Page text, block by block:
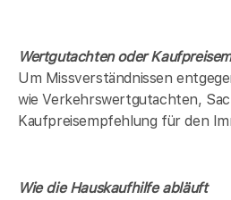
Wertgutachten oder
Um Missverständnissen
wie Verkehrswertgutachten,
Kaufpreisempfehlung für den
Wie die Hauskaufhilfe abläuft